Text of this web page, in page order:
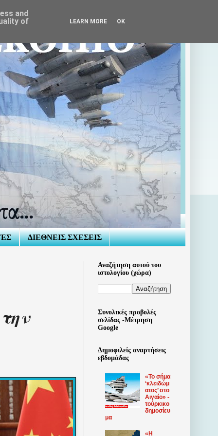
ΔΙΕΘΝΕΙΣ ΣΧΕΣΕΙΣ
Αναζήτηση αυτού του
ιστολογίου (χώρα)
Συνολικές προβολές
σελίδας -Μέτρηση
Google
Δημοφιλείς αναρτήσεις
εβδομάδας
«Το σήμα
‘κλειδώμ
ατος’ στο
Αιγαίο» -
τούρκικο
δημοσίευ
μα
«Η
and
of
LEARN MORE OK